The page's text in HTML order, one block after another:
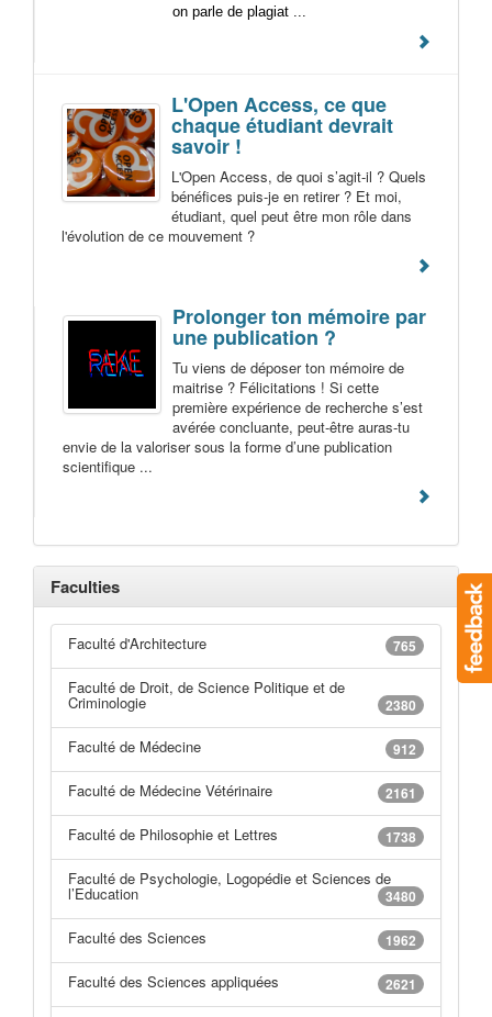
on parle de plagiat ...
L'Open Access, ce que
chaque étudiant devrait
savoir !
L'Open Access, de quoi s’agit-il ? Quels
bénéfices puis-je en retirer ? Et moi,
étudiant, quel peut être mon rôle dans
l'évolution de ce mouvement ?
Prolonger ton mémoire par
une publication ?
Tu viens de déposer ton mémoire de
maitrise ? Félicitations ! Si cette
première expérience de recherche s’est
avérée concluante, peut-être auras-tu
envie de la valoriser sous la forme d’une publication
scientifique ...
Faculties
Faculté d'Architecture 765
Faculté de Droit, de Science Politique et de
Criminologie 2380
Faculté de Médecine 912
Faculté de Médecine Vétérinaire 2161
Faculté de Philosophie et Lettres 1738
Faculté de Psychologie, Logopédie et Sciences de
l’Education 3480
Faculté des Sciences 1962
Faculté des Sciences appliquées 2621